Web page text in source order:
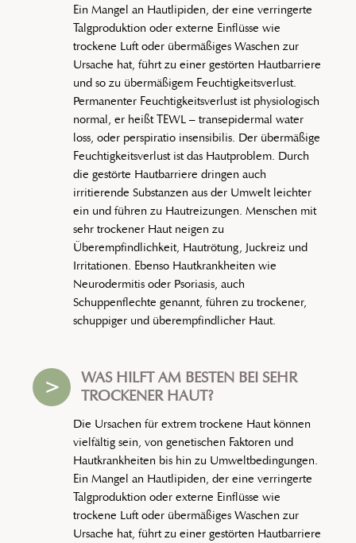
Ein Mangel an Hautlipiden, der eine verringerte
Talgproduktion oder externe Einflüsse wie
trockene Luft oder übermäßiges Waschen zur
Ursache hat, führt zu einer gestörten Hautbarriere
und so zu übermäßigem Feuchtigkeitsverlust.
Permanenter Feuchtigkeitsverlust ist physiologisch
normal, er heißt TEWL – transepidermal water
loss, oder perspiratio insensibilis. Der übermäßige
Feuchtigkeitsverlust ist das Hautproblem. Durch
die gestörte Hautbarriere dringen auch
irritierende Substanzen aus der Umwelt leichter
ein und führen zu Hautreizungen. Menschen mit
sehr trockener Haut neigen zu
Überempfindlichkeit, Hautrötung, Juckreiz und
Irritationen. Ebenso Hautkrankheiten wie
Neurodermitis oder Psoriasis, auch
Schuppenflechte genannt, führen zu trockener,
schuppiger und überempfindlicher Haut.
>
WAS HILFT AM BESTEN BEI SEHR
TROCKENER HAUT?
Die Ursachen für extrem trockene Haut können
vielfältig sein, von genetischen Faktoren und
Hautkrankheiten bis hin zu Umweltbedingungen.
Ein Mangel an Hautlipiden, der eine verringerte
Talgproduktion oder externe Einflüsse wie
trockene Luft oder übermäßiges Waschen zur
Ursache hat, führt zu einer gestörten Hautbarriere